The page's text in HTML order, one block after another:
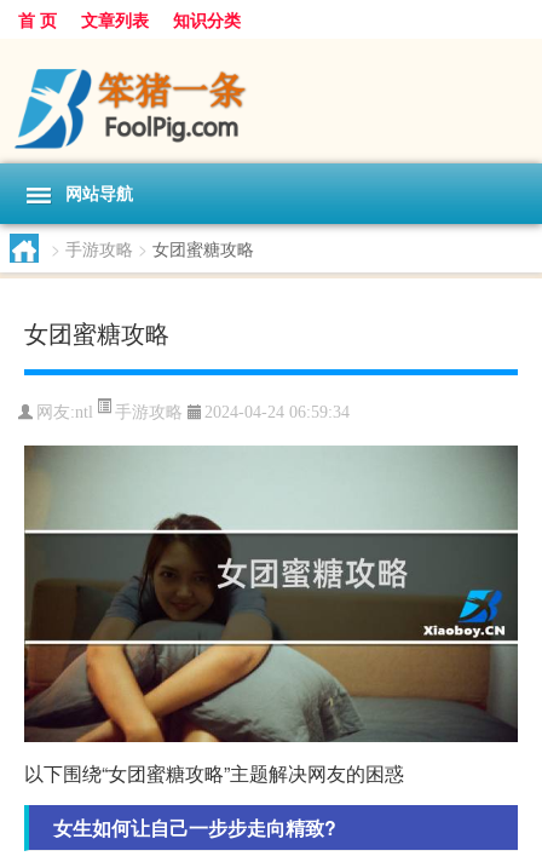
首 页 文章列表 知识分类
网站导航
> 手游攻略 > 女团蜜糖攻略
女团蜜糖攻略
网友:ntl 手游攻略 2024-04-24 06:59:34
以下围绕“女团蜜糖攻略”主题解决网友的困惑
女生如何让自己一步步走向精致?